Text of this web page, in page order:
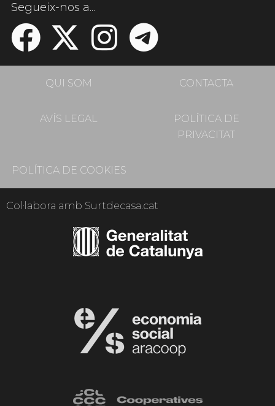
Segueix-nos a...
QUI SOM CONTACTA
AVÍS LEGAL
POLÍTICA DE
PRIVACITAT
POLÍTICA DE COOKIES
Col·labora amb Surtdecasa.cat